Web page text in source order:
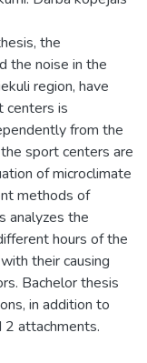
the
the noise in the
region, have
centers is
from the
sport centers are
of microclimate
methods of
analyzes the
hours of the
their causing
Bachelor thesis
in addition to
attachments.